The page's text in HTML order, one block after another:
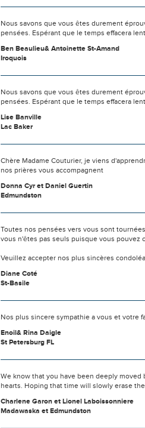
Nous savons que vous êtes durement
pensées. Espérant que le temps effacera
Ben Beaulieu& Antoinette St-Amand
Iroquois
Nous savons que vous êtes durement
pensées. Espérant que le temps effacera
Lise Banville
Lac Baker
Chère Madame Couturier, je viens
nos prières vous accompagnent
Donna Cyr et Daniel Guertin
Edmundston
Toutes nos pensées vers vous sont
vous n'êtes pas seuls puisque vous pouvez
Veuillez accepter nos plus sincères
Diane Coté
St-Basile
Nos plus sincere sympathie a vous et votre
Enoil& Rina Daigle
St Petersburg FL
We know that you have been deeply
hearts. Hoping that time will slowly erase
Charlene Garon et Lionel Laboissonniere
Madawaska et Edmundston